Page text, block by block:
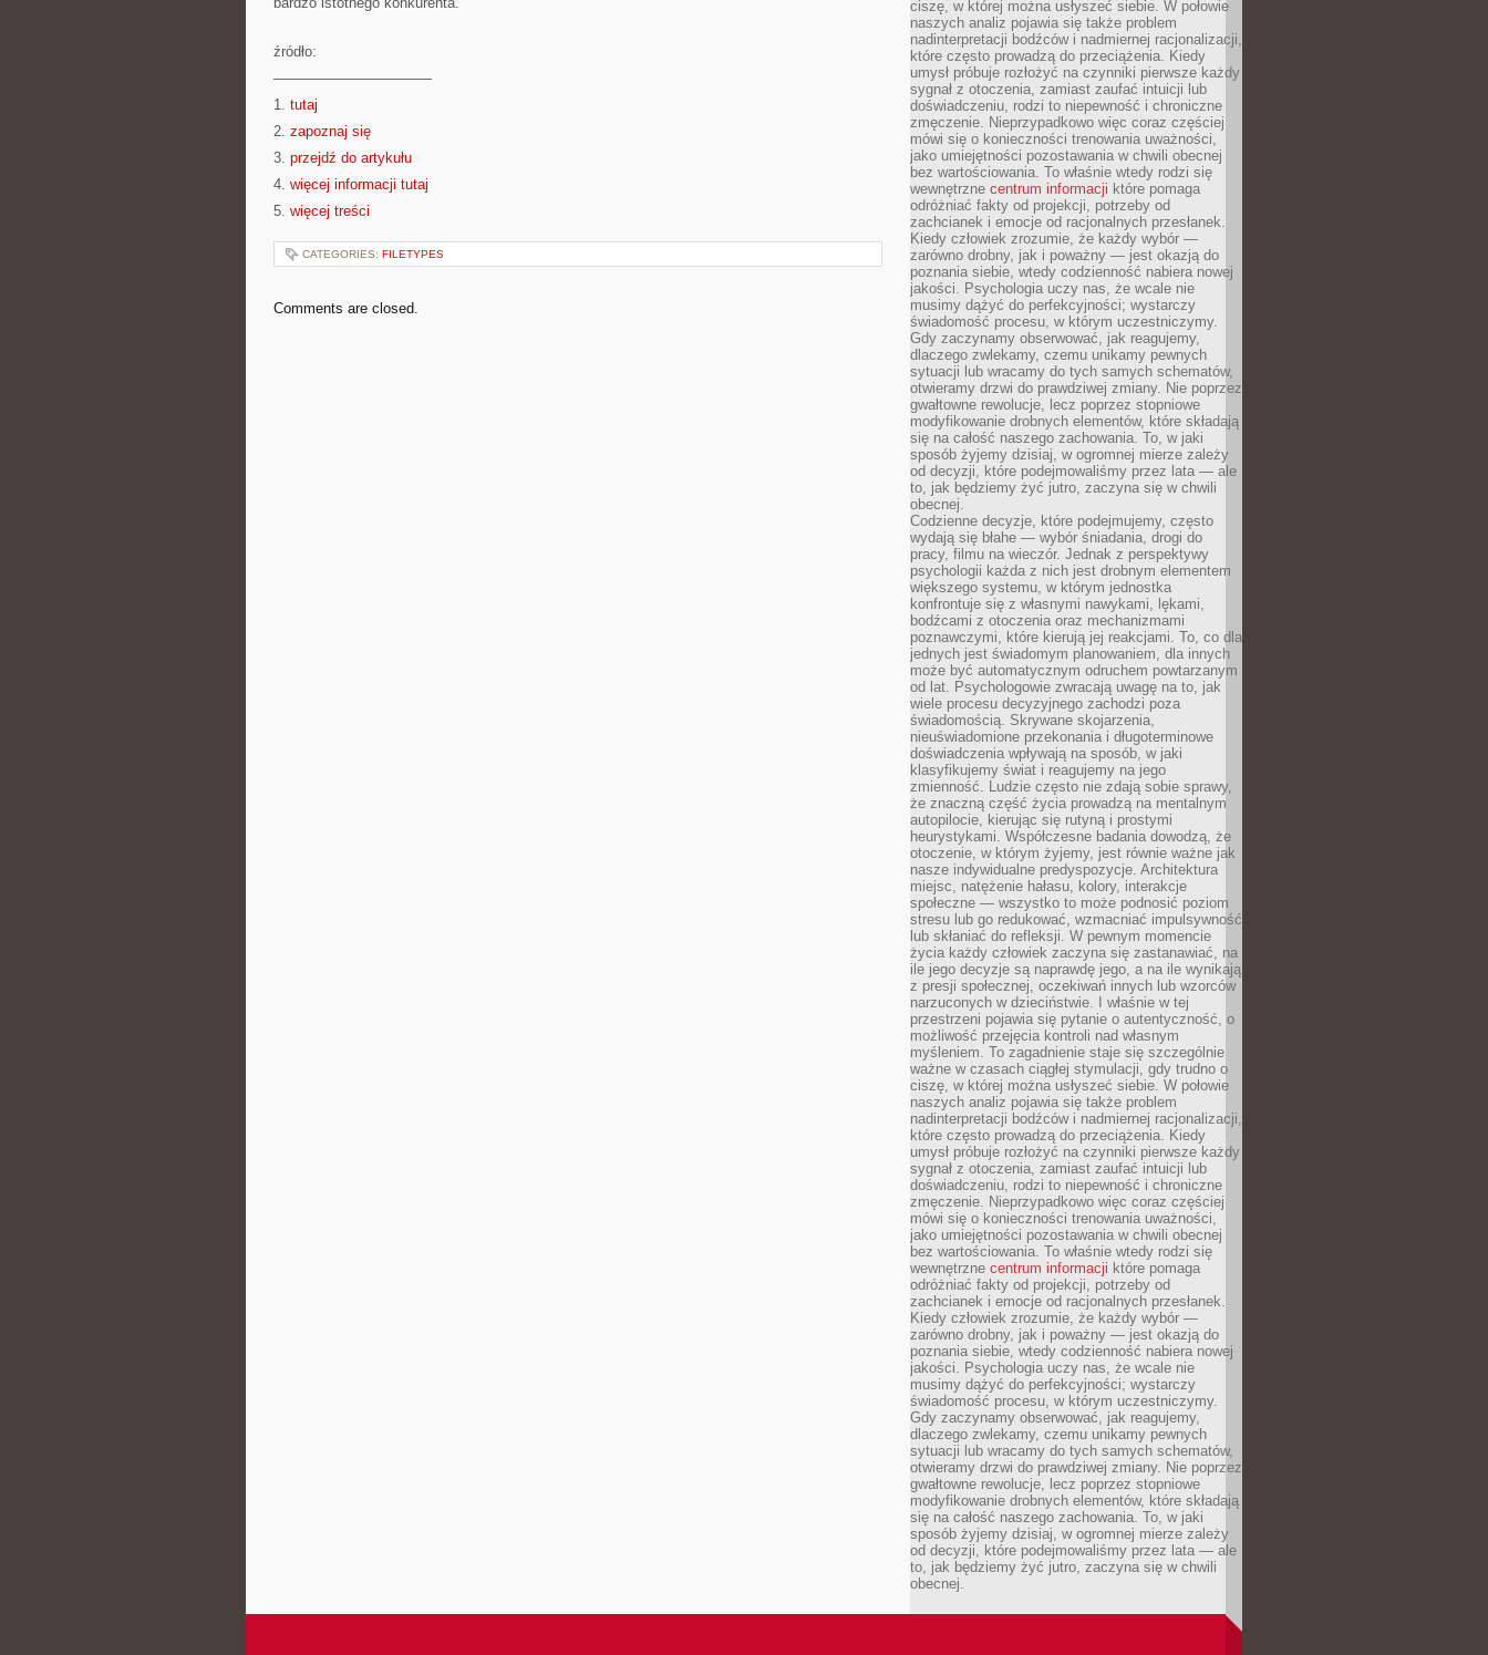
źródło:
———————————
1. tutaj
2. zapoznaj się
3. przejdź do artykułu
4. więcej informacji tutaj
5. więcej treści
CATEGORIES: FILETYPES
Comments are closed.
ciszę, w której można usłyszeć siebie. W połowie
naszych analiz pojawia się także problem
nadinterpretacji bodźców i nadmiernej racjonalizacji,
które często prowadzą do przeciążenia. Kiedy
umysł próbuje rozłożyć na czynniki pierwsze każdy
sygnał z otoczenia, zamiast zaufać intuicji lub
doświadczeniu, rodzi to niepewność i chroniczne
zmęczenie. Nieprzypadkowo więc coraz częściej
mówi się o konieczności trenowania uważności,
jako umiejętności pozostawania w chwili obecnej
bez wartościowania. To właśnie wtedy rodzi się
wewnętrzne centrum informacji które pomaga
odróżniać fakty od projekcji, potrzeby od
zachcianek i emocje od racjonalnych przesłanek.
Kiedy człowiek zrozumie, że każdy wybór —
zarówno drobny, jak i poważny — jest okazją do
poznania siebie, wtedy codzienność nabiera nowej
jakości. Psychologia uczy nas, że wcale nie
musimy dążyć do perfekcyjności; wystarczy
świadomość procesu, w którym uczestniczymy.
Gdy zaczynamy obserwować, jak reagujemy,
dlaczego zwlekamy, czemu unikamy pewnych
sytuacji lub wracamy do tych samych schematów,
otwieramy drzwi do prawdziwej zmiany. Nie poprzez
gwałtowne rewolucje, lecz poprzez stopniowe
modyfikowanie drobnych elementów, które składają
się na całość naszego zachowania. To, w jaki
sposób żyjemy dzisiaj, w ogromnej mierze zależy
od decyzji, które podejmowaliśmy przez lata — ale
to, jak będziemy żyć jutro, zaczyna się w chwili
obecnej.
Codzienne decyzje, które podejmujemy, często
wydają się błahe — wybór śniadania, drogi do
pracy, filmu na wieczór. Jednak z perspektywy
psychologii każda z nich jest drobnym elementem
większego systemu, w którym jednostka
konfrontuje się z własnymi nawykami, lękami,
bodźcami z otoczenia oraz mechanizmami
poznawczymi, które kierują jej reakcjami. To, co dla
jednych jest świadomym planowaniem, dla innych
może być automatycznym odruchem powtarzanym
od lat. Psychologowie zwracają uwagę na to, jak
wiele procesu decyzyjnego zachodzi poza
świadomością. Skrywane skojarzenia,
nieuświadomione przekonania i długoterminowe
doświadczenia wpływają na sposób, w jaki
klasyfikujemy świat i reagujemy na jego
zmienność. Ludzie często nie zdają sobie sprawy,
że znaczną część życia prowadzą na mentalnym
autopilocie, kierując się rutyną i prostymi
heurystykami. Współczesne badania dowodzą, że
otoczenie, w którym żyjemy, jest równie ważne jak
nasze indywidualne predyspozycje. Architektura
miejsc, natężenie hałasu, kolory, interakcje
społeczne — wszystko to może podnosić poziom
stresu lub go redukować, wzmacniać impulsywność
lub skłaniać do refleksji. W pewnym momencie
życia każdy człowiek zaczyna się zastanawiać, na
ile jego decyzje są naprawdę jego, a na ile wynikają
z presji społecznej, oczekiwań innych lub wzorców
narzuconych w dzieciństwie. I właśnie w tej
przestrzeni pojawia się pytanie o autentyczność, o
możliwość przejęcia kontroli nad własnym
myśleniem. To zagadnienie staje się szczególnie
ważne w czasach ciągłej stymulacji, gdy trudno o
ciszę, w której można usłyszeć siebie. W połowie
naszych analiz pojawia się także problem
nadinterpretacji bodźców i nadmiernej racjonalizacji,
które często prowadzą do przeciążenia. Kiedy
umysł próbuje rozłożyć na czynniki pierwsze każdy
sygnał z otoczenia, zamiast zaufać intuicji lub
doświadczeniu, rodzi to niepewność i chroniczne
zmęczenie. Nieprzypadkowo więc coraz częściej
mówi się o konieczności trenowania uważności,
jako umiejętności pozostawania w chwili obecnej
bez wartościowania. To właśnie wtedy rodzi się
wewnętrzne centrum informacji które pomaga
odróżniać fakty od projekcji, potrzeby od
zachcianek i emocje od racjonalnych przesłanek.
Kiedy człowiek zrozumie, że każdy wybór —
zarówno drobny, jak i poważny — jest okazją do
poznania siebie, wtedy codzienność nabiera nowej
jakości. Psychologia uczy nas, że wcale nie
musimy dążyć do perfekcyjności; wystarczy
świadomość procesu, w którym uczestniczymy.
Gdy zaczynamy obserwować, jak reagujemy,
dlaczego zwlekamy, czemu unikamy pewnych
sytuacji lub wracamy do tych samych schematów,
otwieramy drzwi do prawdziwej zmiany. Nie poprzez
gwałtowne rewolucje, lecz poprzez stopniowe
modyfikowanie drobnych elementów, które składają
się na całość naszego zachowania. To, w jaki
sposób żyjemy dzisiaj, w ogromnej mierze zależy
od decyzji, które podejmowaliśmy przez lata — ale
to, jak będziemy żyć jutro, zaczyna się w chwili
obecnej.